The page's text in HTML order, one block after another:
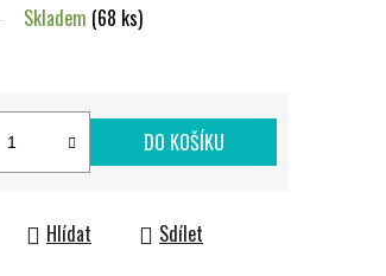
Skladem (68 ks)
DO KOŠÍKU
Hlídat Sdílet